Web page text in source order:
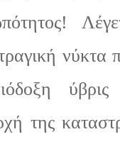
ύβρις
της